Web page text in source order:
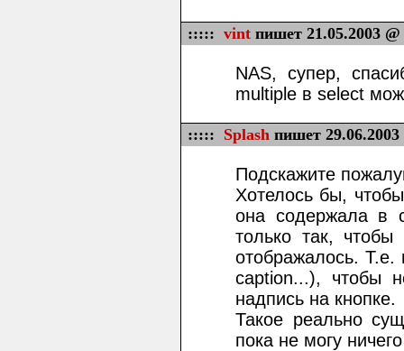
::::: vint пишет 21.05.2003 @
NAS, супер,
multiple в select
::::: Splash пишет 29.06.2003
Подскажите
Хотелось бы,
она содержала в
только так,
отображалось. Т.е.
caption...), чтобы
надпись на кнопке.
Такое реально
пока не могу